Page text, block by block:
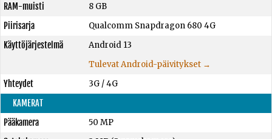
RAM-muisti
8 GB
Piirisarja
Qualcomm Snapdragon 680 4G
Käyttöjärjestelmä
Android 13
Tulevat Android-päivitykset →
Yhteydet
3G / 4G
KAMERAT
Pääkamera
50 MP